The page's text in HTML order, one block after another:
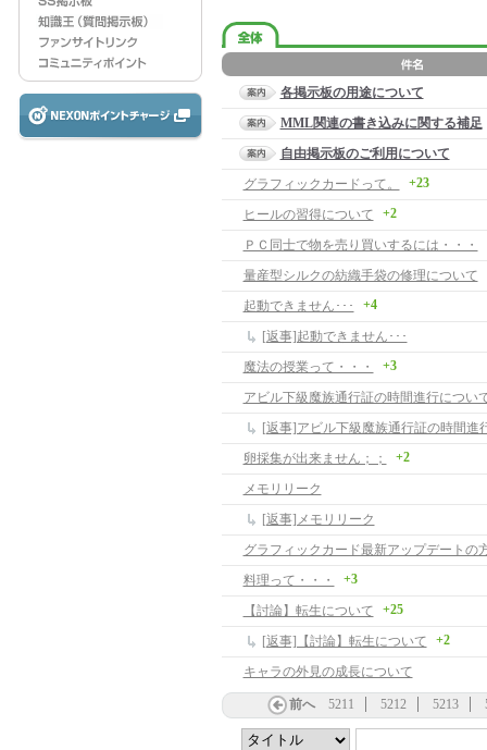
各掲示板の用途について
MML関連の書き込みに関する補足
自由掲示板のご利用について
グラフィックカードって。
+23
ヒールの習得について +2
ＰＣ同士で物を売り買いするには・・・
量産型シルクの紡織手袋の修理について
起動できません･･･ +4
[返事]起動できません･･･
魔法の授業って・・・
+3
アビル下級魔族通行証の時間進行につい
[返事]アビル下級魔族通行証の時間進
卵採集が出来ません；；
+2
メモリリーク
[返事]メモリリーク
料理って・・・ +3
【討論】転生について +25
[返事]【討論】転生について +2
キャラの外見の成長について
前へ 5211 5212 5213